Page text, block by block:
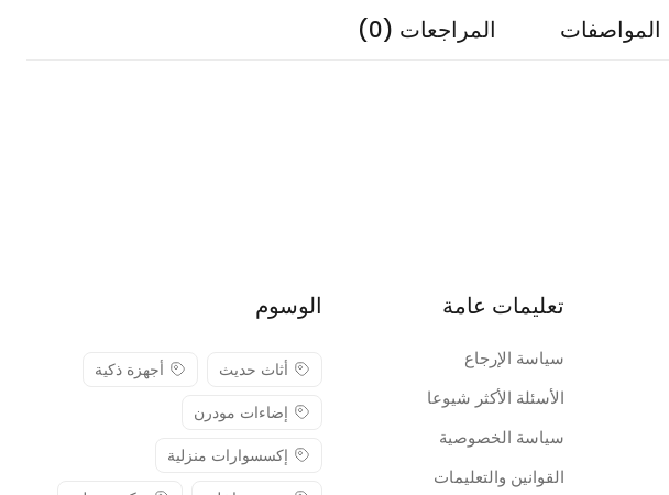
المواصفات المراجعات (0)
تعليمات عامة
سياسة الإرجاع
الأسئلة الأكثر شيوعا
سياسة الخصوصية
القوانين والتعليمات
الوسوم
أثاث حديث
أجهزة ذكية
إضاءات مودرن
إكسسوارات منزلية